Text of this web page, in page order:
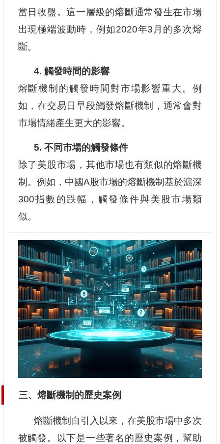
當日收盤。這一層級的熔斷通常發生在市場
出現極端波動時，例如2020年3月的多次熔
斷。
4. 觸發時間的影響
熔斷機制的觸發時間對市場影響重大。例
如，在交易日早段觸發熔斷機制，通常會對
市場情緒產生更大的影響。
5. 不同市場的觸發條件
除了美股市場，其他市場也有類似的熔斷機
制。例如，中國A股市場的熔斷機制基於滬深
300指數的跌幅，觸發條件與美股市場類
似。
三、熔斷機制的歷史案例
熔斷機制自引入以來，在美股市場中多次
被觸發。以下是一些著名的歷史案例，幫助